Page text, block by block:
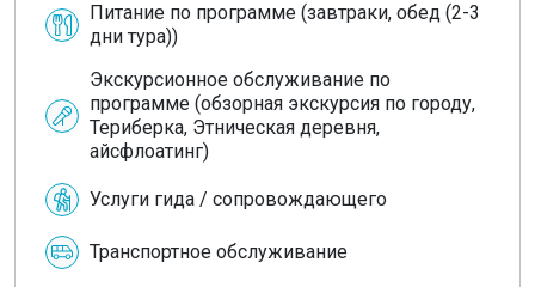
Питание по программе (завтраки, обед (2-3
дни тура))
Экскурсионное обслуживание по
программе (обзорная экскурсия по городу,
Териберка, Этническая деревня,
айсфлоатинг)
Услуги гида / сопровождающего
Транспортное обслуживание